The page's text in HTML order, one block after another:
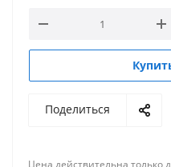
Поделиться
Цена действительна только